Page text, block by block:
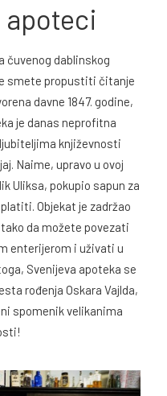
apoteci
čuvenog dablinskog
smete propustiti čitanje
davne 1847. godine,
je danas neprofitna
književnosti
Naime, upravo u ovoj
Uliksa, pokupio sapun za
Objekat je zadržao
da možete povezati
enterijerom i uživati u
Svenijeva apoteka se
rođenja Oskara Vajlda,
spomenik velikanima